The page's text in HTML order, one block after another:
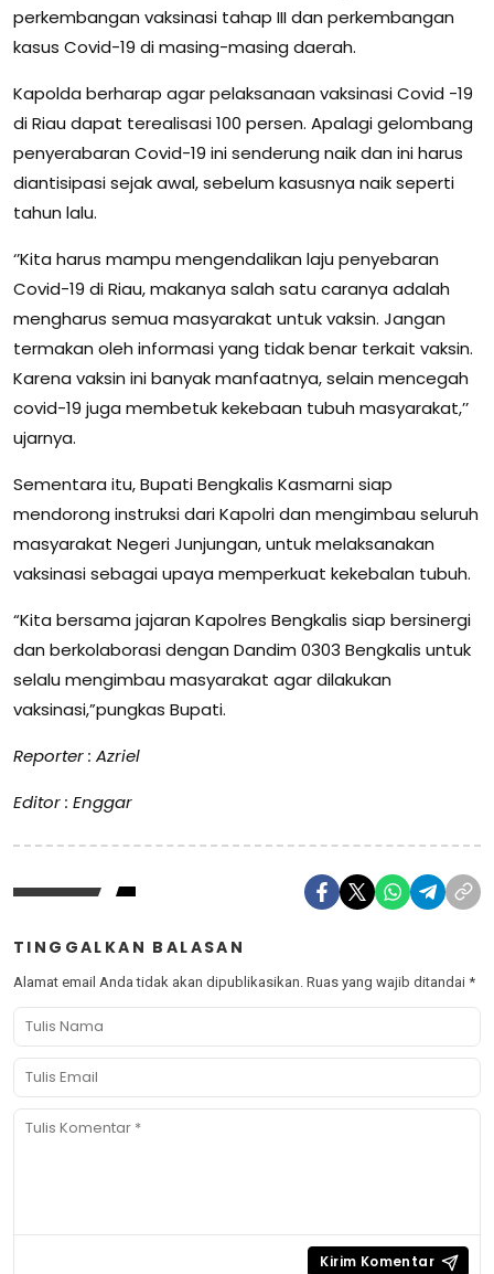
perkembangan vaksinasi tahap III dan perkembangan
kasus Covid-19 di masing-masing daerah.
Kapolda berharap agar pelaksanaan vaksinasi Covid -19
di Riau dapat terealisasi 100 persen. Apalagi gelombang
penyerabaran Covid-19 ini senderung naik dan ini harus
diantisipasi sejak awal, sebelum kasusnya naik seperti
tahun lalu.
‘’Kita harus mampu mengendalikan laju penyebaran
Covid-19 di Riau, makanya salah satu caranya adalah
mengharus semua masyarakat untuk vaksin. Jangan
termakan oleh informasi yang tidak benar terkait vaksin.
Karena vaksin ini banyak manfaatnya, selain mencegah
covid-19 juga membetuk kekebaan tubuh masyarakat,’’
ujarnya.
Sementara itu, Bupati Bengkalis Kasmarni siap
mendorong instruksi dari Kapolri dan mengimbau seluruh
masyarakat Negeri Junjungan, untuk melaksanakan
vaksinasi sebagai upaya memperkuat kekebalan tubuh.
“Kita bersama jajaran Kapolres Bengkalis siap bersinergi
dan berkolaborasi dengan Dandim 0303 Bengkalis untuk
selalu mengimbau masyarakat agar dilakukan
vaksinasi,”pungkas Bupati.
Reporter : Azriel
Editor : Enggar
TINGGALKAN BALASAN
Alamat email Anda tidak akan dipublikasikan. Ruas yang wajib ditandai *